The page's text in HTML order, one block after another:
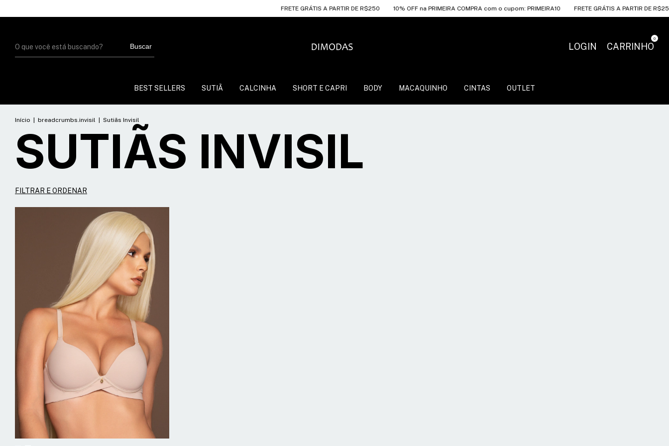
FRETE GRÁTIS A PARTIR DE R$250 10% OFF na PRIMEIRA COMPRA com o cupom: PRIMEIRA10 FRETE GRÁTIS A PARTIR DE R$250
Buscar LOGIN CARRINHO
0
BEST SELLERS SUTIÃ CALCINHA SHORT E CAPRI BODY MACAQUINHO CINTAS OUTLET
Início breadcrumbs.invisil Sutiãs Invisil
SUTIÃS INVISIL
FILTRAR E ORDENAR